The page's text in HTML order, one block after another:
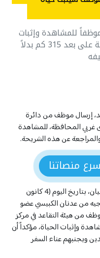
للمشاهدة وإثبات
حياة المتقاعدين في قضاء الرطبة على بعد 315 كم بدلاً
إرسال موظف من دائرة
غربي المحافظة، للمشاهدة
عن هذه الشريحة.
منصاتنا
وذكر عضو المجلس عدنان الكبيسي في بيان، بتاريخ اليوم (4 كانون
من عدنان الكبيسي عضو
من هيئة التقاعد في مركز
وإثبات الحياة، مؤكداً أن
ويجنبهم عناء السفر